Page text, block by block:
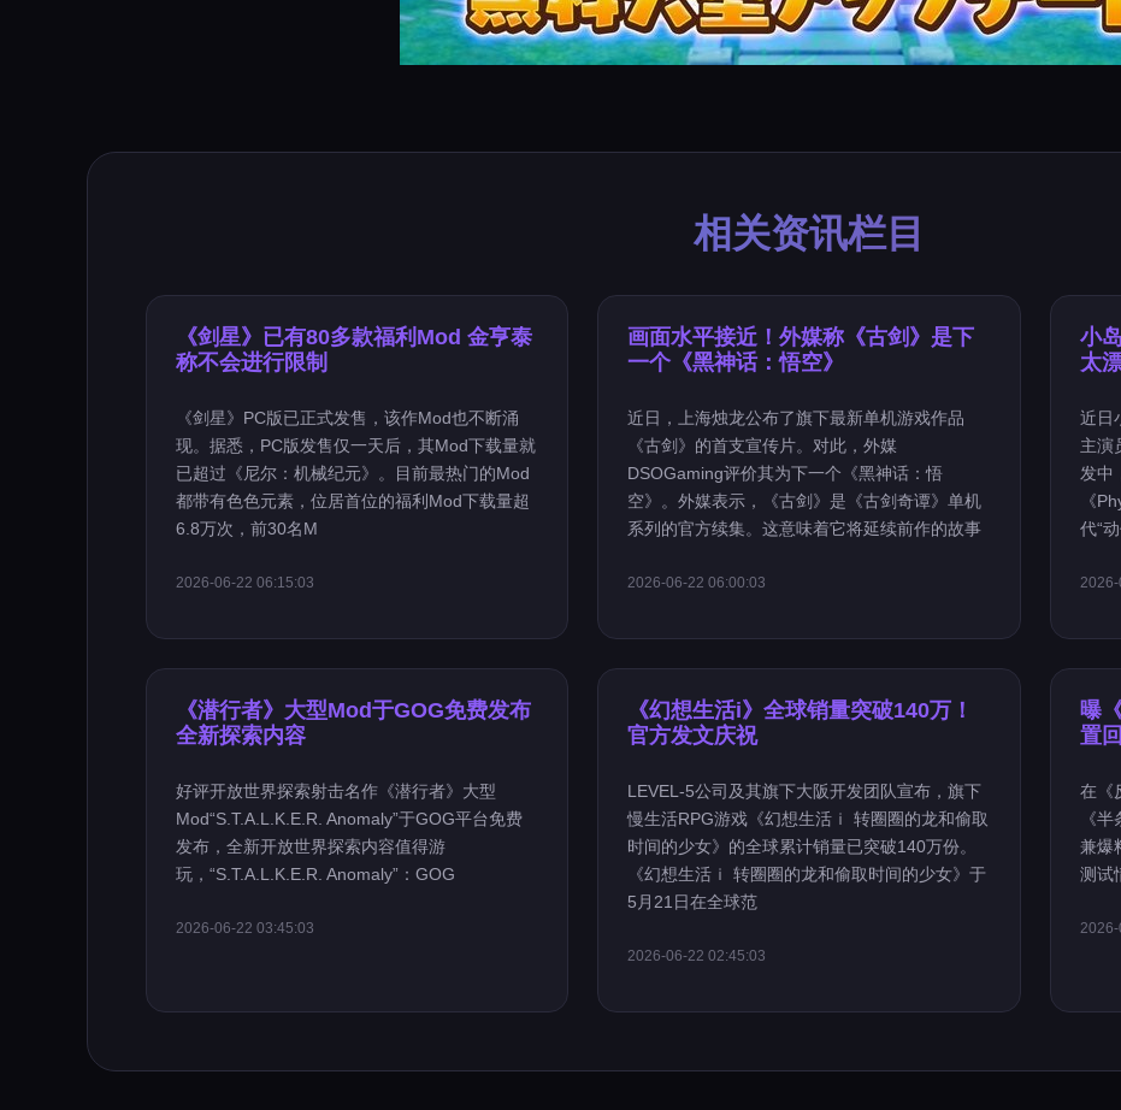
相关资讯栏目
《剑星》已有80多款福利Mod 金亨泰
称不会进行限制
《剑星》PC版已正式发售，该作Mod也不断涌
现。据悉，PC版发售仅一天后，其Mod下载量就
已超过《尼尔：机械纪元》。目前最热门的Mod
都带有色色元素，位居首位的福利Mod下载量超
6.8万次，前30名M
2026-06-22 06:15:03
画面水平接近！外媒称《古剑》是下
一个《黑神话：悟空》
近日，上海烛龙公布了旗下最新单机游戏作品
《古剑》的首支宣传片。对此，外媒
DSOGaming评价其为下一个《黑神话：悟
空》。外媒表示，《古剑》是《古剑奇谭》单机
系列的官方续集。这意味着它将延续前作的故事
2026-06-22 06:00:03
小
太
近日
主演
发中
《
代“
2026-
《潜行者》大型Mod于GOG免费发布
全新探索内容
好评开放世界探索射击名作《潜行者》大型
Mod“S.T.A.L.K.E.R. Anomaly”于GOG平台免费
发布，全新开放世界探索内容值得游
玩，“S.T.A.L.K.E.R. Anomaly”：GOG
2026-06-22 03:45:03
《幻想生活i》全球销量突破140万！
官方发文庆祝
LEVEL-5公司及其旗下大阪开发团队宣布，旗下
慢生活RPG游戏《幻想生活ｉ 转圈圈的龙和偷取
时间的少女》的全球累计销量已突破140万份。
《幻想生活ｉ 转圈圈的龙和偷取时间的少女》于
5月21日在全球范
2026-06-22 02:45:03
曝
置
在《
《
兼爆
测试
2026-